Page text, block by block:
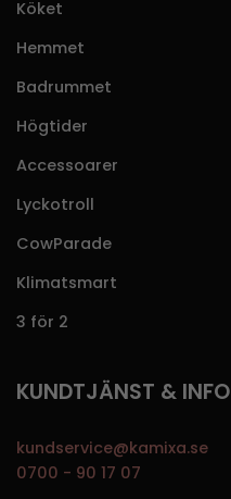
Köket
Hemmet
Badrummet
Högtider
Accessoarer
Lyckotroll
CowParade
Klimatsmart
3 för 2
KUNDTJÄNST & INFO
kundservice@kamixa.se
0700 - 90 17 07